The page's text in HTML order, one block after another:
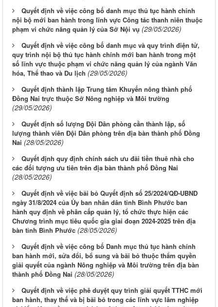
Quyết định về việc công bố danh mục thủ tục hành chính
nội bộ mới ban hành trong lĩnh vực Công tác thanh niên thuộc
phạm vi chức năng quản lý của Sở Nội vụ (29/05/2026)
Quyết định về việc công bố danh mục và quy trình điện tử,
quy trình nội bộ thủ tục hành chính mới ban hành trong một
số lĩnh vực thuộc phạm vi chức năng quản lý của ngành Văn
hóa, Thể thao và Du lịch (29/05/2026)
Quyết định thành lập Trung tâm Khuyến nông thành phố
Đồng Nai trực thuộc Sở Nông nghiệp và Môi trường
(29/05/2026)
Quyết định số lượng Đội Dân phòng cần thành lập, số
lượng thành viên Đội Dân phòng trên địa bàn thành phố Đồng
Nai (28/05/2026)
Quyết định quy định chính sách ưu đãi tiền thuê nhà cho
các đối tượng ưu tiên trên địa bàn thành phố Đồng Nai
(28/05/2026)
Quyết định về việc bãi bỏ Quyết định số 25/2024/QĐ-UBND
ngày 31/8/2024 của Ủy ban nhân dân tỉnh Bình Phước ban
hành quy định về phân cấp quản lý, tổ chức thực hiện các
Chương trình mục tiêu quốc gia giai đoạn 2024-2025 trên địa
bàn tỉnh Bình Phước (28/05/2026)
Quyết định về việc công bố Danh mục thủ tục hành chính
ban hành mới, sửa đổi, bổ sung và bãi bỏ thuộc thẩm quyền
giải quyết của ngành Nông nghiệp và Môi trường trên địa bàn
thành phố Đồng Nai (28/05/2026)
Quyết định về việc phê duyệt quy trình giải quyết TTHC mới
ban hành, thay thế và bị bãi bỏ trong các lĩnh vực lâm nghiệp